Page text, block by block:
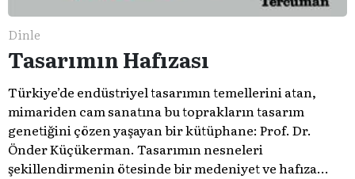
Dinle
Tasarımın Hafızası
Türkiye’de endüstriyel tasarımın temellerini atan,
mimariden cam sanatına bu toprakların tasarım
genetiğini çözen yaşayan bir kütüphane: Prof. Dr.
Önder Küçükerman. ​Tasarımın nesneleri
şekillendirmenin ötesinde bir medeniyet ve hafıza